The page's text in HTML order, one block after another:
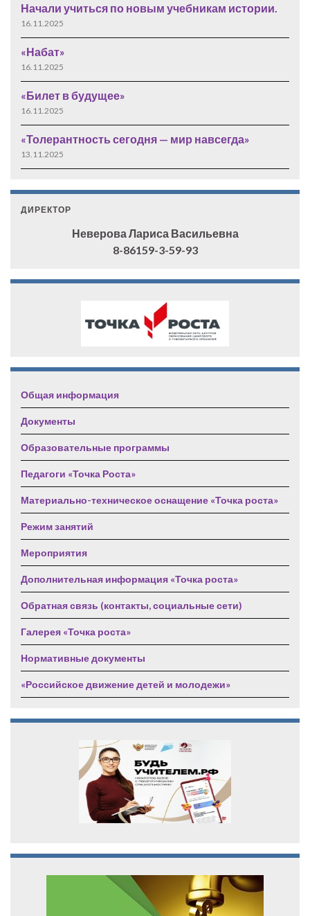
Начали учиться по новым учебникам истории.
16.11.2025
«Набат»
16.11.2025
«Билет в будущее»
16.11.2025
«Толерантность сегодня — мир навсегда»
13.11.2025
ДИРЕКТОР
Неверова Лариса Васильевна
8-86159-3-59-93
Общая информация
Документы
Образовательные программы
Педагоги «Точка Роста»
Материально-техническое оснащение «Точка роста»
Режим занятий
Мероприятия
Дополнительная информация «Точка роста»
Обратная связь (контакты, социальные сети)
Галерея «Точка роста»
Нормативные документы
«Российское движение детей и молодежи»